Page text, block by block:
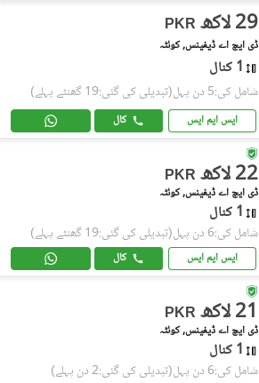
PKR 29 لاکھ
ڈی ایچ اے ڈیفینس, کوئٹہ
1 کنال
شامل کی:5 دن پہل (تبدیلی کی گئی:19 گھنٹے پہلے)
ایس ایم ایس کال
PKR 22 لاکھ
ڈی ایچ اے ڈیفینس, کوئٹہ
1 کنال
شامل کی:6 دن پہل (تبدیلی کی گئی:19 گھنٹے پہلے)
ایس ایم ایس کال
PKR 21 لاکھ
ڈی ایچ اے ڈیفینس, کوئٹہ
1 کنال
شامل کی:6 دن پہل (تبدیلی کی گئی:2 دن پہلے)